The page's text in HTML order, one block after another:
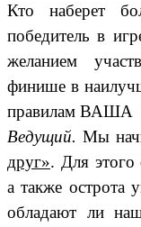
Кто наберет
победитель в
желанием
финише в
правилам
Ведущий.Мы
друг». Для этого
а также острота
обладают ли